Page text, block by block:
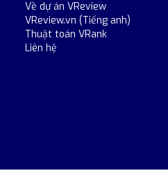
Về dự án VReview
VReview.vn (Tiếng anh)
Thuật toán VRank
Liên hệ